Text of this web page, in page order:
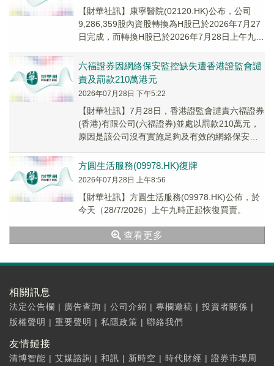
【財華社訊】康寧醫院(02120.HK)公布，公司
9,286,359股內資股轉換為H股已於2026年7月27
日完成，而轉換H股已於2026年7月28日上午九時
六福證券因網絡保安監控缺失遭香港證監會譴
責及罰款210萬港元
2026年07月28日 下午5:22
【財華社訊】7月28日，香港證監會譴責六福證券
(香港)有限公司(六福證券)並處以罰款210萬元，
原因是該公司沒有實施足夠及有效的網絡保安監
方圓生活服務(09978.HK)復牌
2026年07月28日 上午8:56
【財華社訊】方圓生活服務(09978.HK)公佈，於
今天（28/7/2026）上午九時正起恢復買賣。
查看更多
相關訊息
法定公告欄 | 廣告查詢 | 公司介紹 | 專欄邀稿 | 投資者關係 |
版權聲明 | 重要聲明 | 私隱政策 | 聯絡我們
友情鏈接
清博智能 | 艾媒諮詢 | 和訊 | 新時空 | 時代財經 | 證券市場周